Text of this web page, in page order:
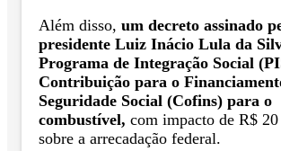
Além disso, um decreto assinado
presidente Luiz Inácio Lula da
Programa de Integração Social
Contribuição para o
Seguridade Social (Cofins) para o
combustível, com impacto de R$
sobre a arrecadação federal.